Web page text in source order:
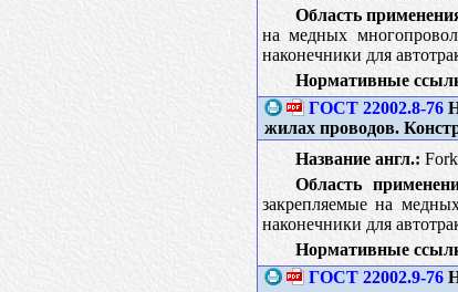
Область
на медных
наконечники для
Нормативные
ГОСТ 22002.8-76
жилах проводов.
Название англ.:
Область
закрепляемые на
наконечники для
Нормативные
ГОСТ 22002.9-76